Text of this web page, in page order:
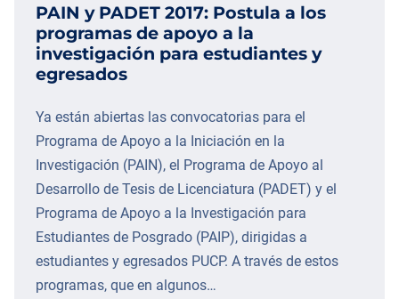
PAIN y PADET 2017: Postula a los
programas de apoyo a la
investigación para estudiantes y
egresados
Ya están abiertas las convocatorias para el
Programa de Apoyo a la Iniciación en la
Investigación (PAIN), el Programa de Apoyo al
Desarrollo de Tesis de Licenciatura (PADET) y el
Programa de Apoyo a la Investigación para
Estudiantes de Posgrado (PAIP), dirigidas a
estudiantes y egresados PUCP. A través de estos
programas, que en algunos…